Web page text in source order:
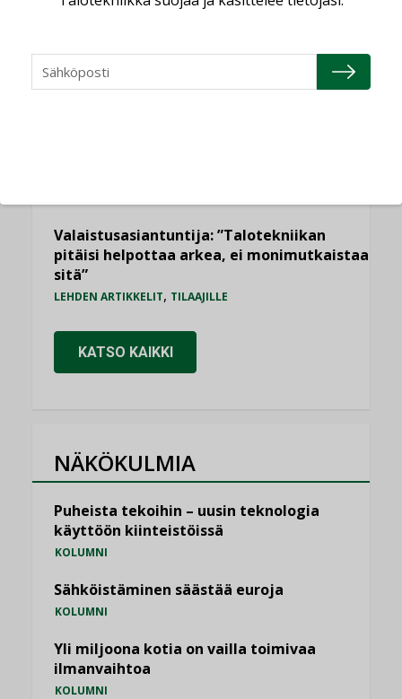
Sähköistyminen kasvaa voimakkaasti:
”Tulevat kilpailuedut syntyvät, kun
Valaistusasiantuntija: ”Talotekniikan
pitäisi helpottaa arkea, ei monimutkaistaa
sitä”
LEHDEN ARTIKKELIT, TILAAJILLE
KATSO KAIKKI
NÄKÖKULMIA
Puheista tekoihin – uusin teknologia
käyttöön kiinteistöissä
KOLUMNI
Sähköistäminen säästää euroja
KOLUMNI
Yli miljoona kotia on vailla toimivaa
ilmanvaihtoa
KOLUMNI